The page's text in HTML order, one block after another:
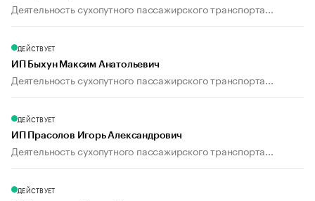
Деятельность сухопутного пассажирского транспорта...
ДЕЙСТВУЕТ
ИП Быхун Максим Анатольевич
Деятельность сухопутного пассажирского транспорта...
ДЕЙСТВУЕТ
ИП Прасолов Игорь Александрович
Деятельность сухопутного пассажирского транспорта...
ДЕЙСТВУЕТ